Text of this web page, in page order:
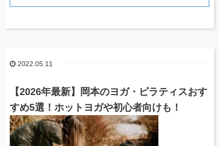
2022.05.11
【2026年最新】岡本のヨガ・ピラティスおす
すめ5選！ホットヨガや初心者向けも！